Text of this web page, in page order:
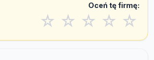
Oceń tę firmę:
☆ ☆ ☆ ☆ ☆